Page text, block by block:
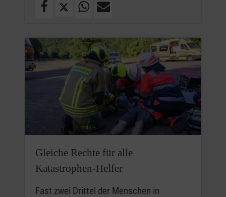
Gleiche Rechte für alle
Katastrophen-Helfer
Fast zwei Drittel der Menschen in